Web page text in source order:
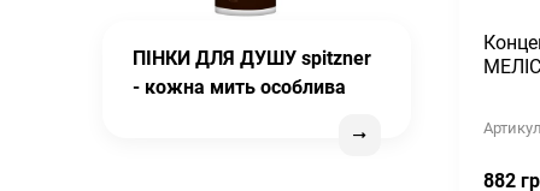
882
ПІНКИ ДЛЯ ДУШУ spitzner
- кожна мить особлива